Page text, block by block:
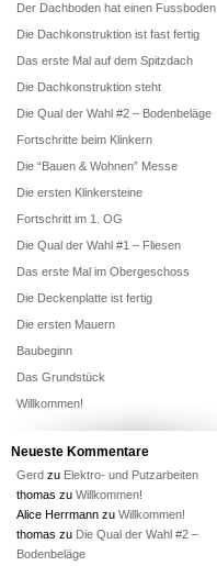
Der Dachboden hat einen Fussboden
Die Dachkonstruktion ist fast fertig
Das erste Mal auf dem Spitzdach
Die Dachkonstruktion steht
Die Qual der Wahl #2 – Bodenbeläge
Fortschritte beim Klinkern
Die “Bauen & Wohnen” Messe
Die ersten Klinkersteine
Fortschritt im 1. OG
Die Qual der Wahl #1 – Fliesen
Das erste Mal im Obergeschoss
Die Deckenplatte ist fertig
Die ersten Mauern
Baubeginn
Das Grundstück
Willkommen!
Neueste Kommentare
Gerd zu Elektro- und Putzarbeiten
thomas zu Willkommen!
Alice Herrmann zu Willkommen!
thomas zu Die Qual der Wahl #2 –
Bodenbeläge